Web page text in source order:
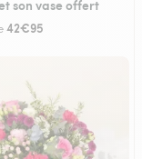
son vase offert
42€95